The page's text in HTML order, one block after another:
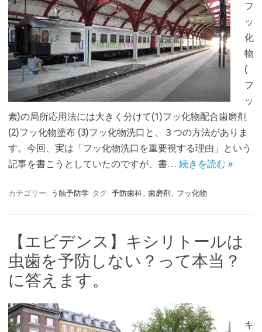
フ
ッ
化
物
(
フ
ッ
素)の局所応用法には大きく分けて(1)フッ化物配合歯磨剤
(2)フッ化物塗布 (3)フッ化物洗口と、３つの方法がありま
す。今回、実は「フッ化物洗口を重要視する理由」という
記事を書こうとしていたのですが、書… 続きを読む »
カテゴリー: う蝕予防学 タグ: 予防歯科, 歯磨剤 , フッ化物
【エビデンス】キシリトールは
虫歯を予防しない？って本当？
に答えます。
キ